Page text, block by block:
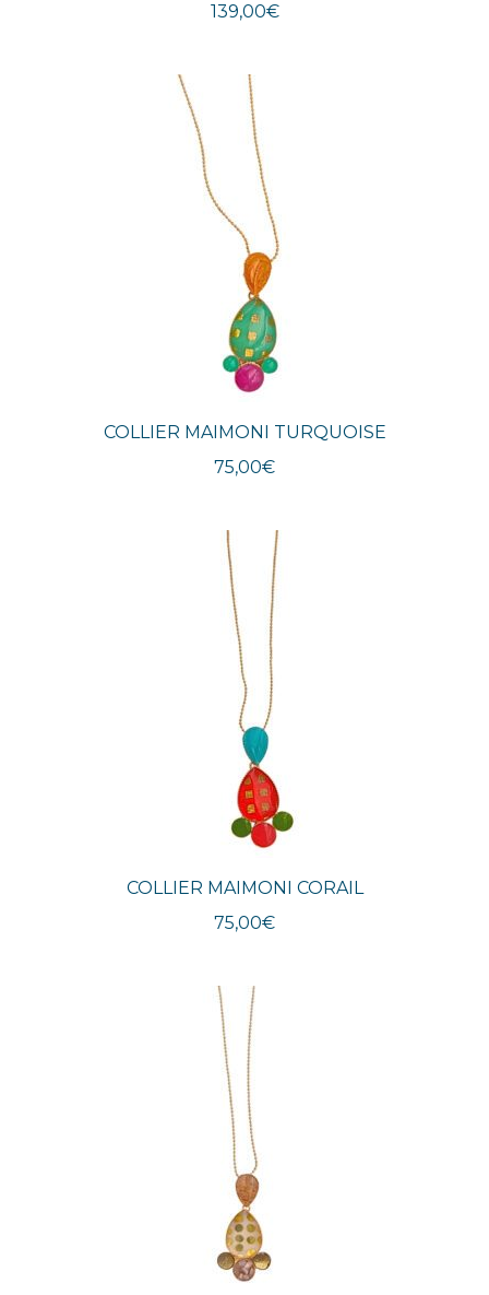
139,00€
COLLIER MAIMONI TURQUOISE
75,00€
COLLIER MAIMONI CORAIL
75,00€